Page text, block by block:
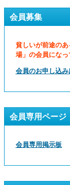
会員募集
貧しいが前途の
場」の会員になっ
会員のお申し込み
会員専用ページ
会員専用掲示板